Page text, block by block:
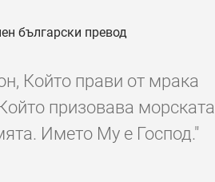
български превод
Който прави от мрака
призовава морската
Името Му е Господ."